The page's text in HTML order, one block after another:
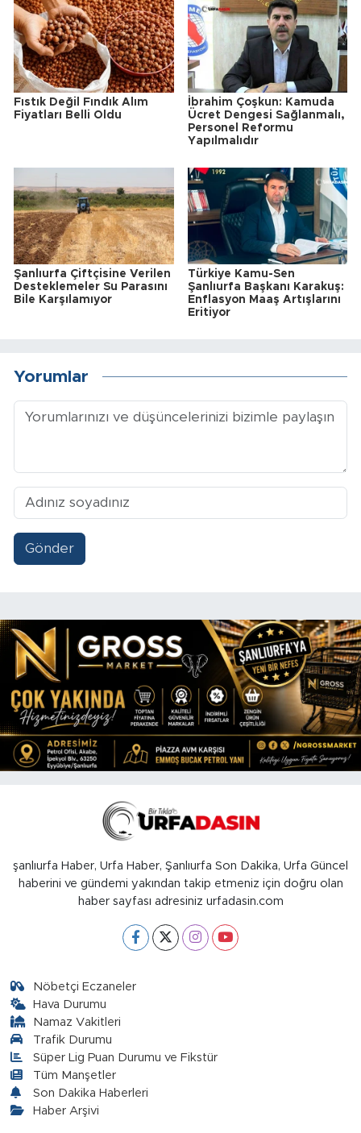
Fıstık Değil Fındık Alım
Fiyatları Belli Oldu
İbrahim Çoşkun: Kamuda
Ücret Dengesi Sağlanmalı,
Personel Reformu
Yapılmalıdır
Şanlıurfa Çiftçisine Verilen
Desteklemeler Su Parasını
Bile Karşılamıyor
Türkiye Kamu-Sen
Şanlıurfa Başkanı Karakuş:
Enflasyon Maaş Artışlarını
Eritiyor
Yorumlar
Gönder
şanlıurfa Haber, Urfa Haber, Şanlıurfa Son Dakika, Urfa Güncel
haberini ve gündemi yakından takip etmeniz için doğru olan
haber sayfası adresiniz urfadasin.com
Nöbetçi Eczaneler
Hava Durumu
Namaz Vakitleri
Trafik Durumu
Süper Lig Puan Durumu ve Fikstür
Tüm Manşetler
Son Dakika Haberleri
Haber Arşivi